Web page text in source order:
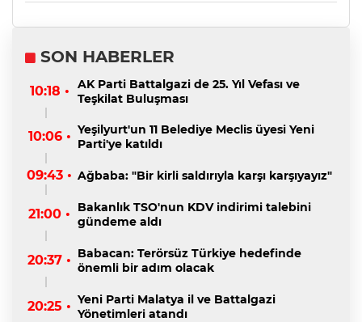
SON HABERLER
10:18 •
AK Parti Battalgazi de 25. Yıl Vefası ve
Teşkilat Buluşması
10:06 • Yeşilyurt'un 11 Belediye Meclis üyesi Yeni
Parti'ye katıldı
09:43 • Ağbaba: "Bir kirli saldırıyla karşı karşıyayız"
21:00 •
Bakanlık TSO'nun KDV indirimi talebini
gündeme aldı
20:37 • Babacan: Terörsüz Türkiye hedefinde
önemli bir adım olacak
20:25 • Yeni Parti Malatya il ve Battalgazi
Yönetimleri atandı